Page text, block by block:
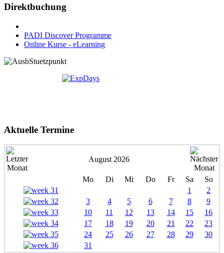
Direktbuchung
PADI Discover Programme
Online Kurse - eLearning
Aktuelle Termine
August 2026
Mo Di Mi Do Fr Sa
So
1
2
3
4 5 6 7 8
9
10
11 12 13 14 15
16
17
18 19 20 21 22
23
24
25 26 27 28 29
30
31